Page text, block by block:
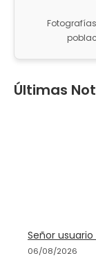
Últimas
Señor
06/08/2026